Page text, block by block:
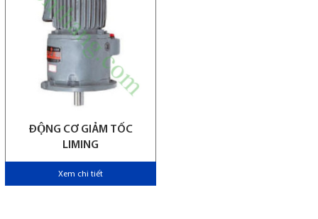
ĐỘNG CƠ GIẢM TỐC
LIMING
Xem chi tiết